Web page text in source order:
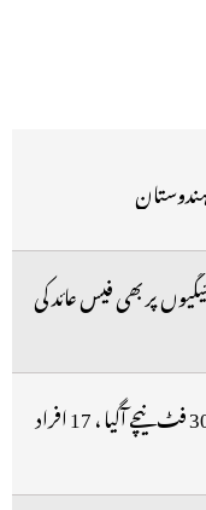
پر بھی فیس عائد کی
ایئر انڈیا کا طیارہ ہوا میں اچانک 300 فٹ نیچے آگیا ، 17 افراد